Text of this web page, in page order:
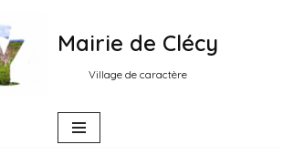
Mairie de Clécy
Village de caractère